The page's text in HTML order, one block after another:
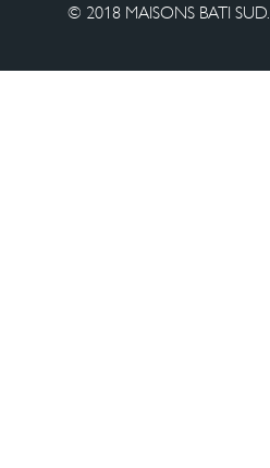
© 2018 MAISONS BATI SUD.